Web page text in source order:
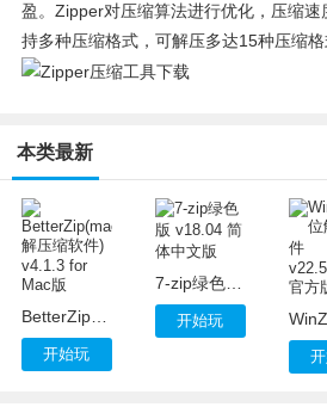
盈。Zipper对压缩算法进行优化，压缩速
持多种压缩格式，可解压多达15种压缩格
本类最新
BetterZip(mac解压缩软件) v4.1.3 for Mac版
开始玩
7-zip绿色版 v18.04 简体中文版
开始玩